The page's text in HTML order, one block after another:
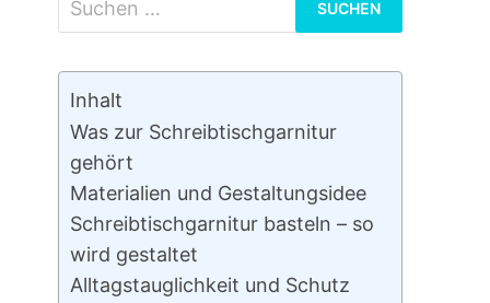
nach:
Inhalt
Was zur Schreibtischgarnitur
gehört
Materialien und Gestaltungsidee
Schreibtischgarnitur basteln – so
wird gestaltet
Alltagstauglichkeit und Schutz